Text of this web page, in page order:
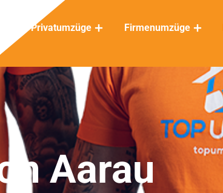
Privatumzüge Firmenumzüge
Aarau